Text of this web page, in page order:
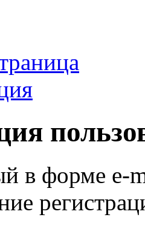
в форме e-